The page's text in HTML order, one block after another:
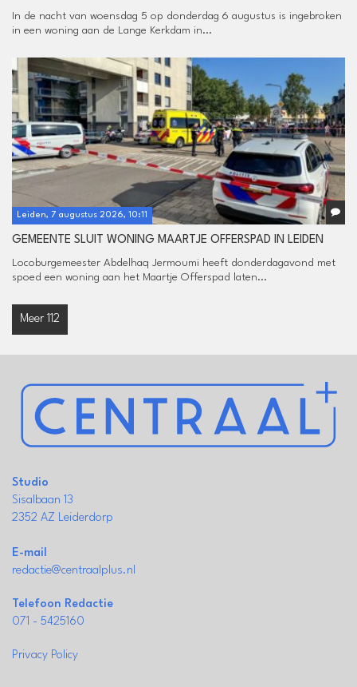
In de nacht van woensdag 5 op donderdag 6 augustus is ingebroken
in een woning aan de Lange Kerkdam in...
Leiden, 7 augustus 2026, 10:11
GEMEENTE SLUIT WONING MAARTJE OFFERSPAD IN LEIDEN
Locoburgemeester Abdelhaq Jermoumi heeft donderdagavond met
spoed een woning aan het Maartje Offerspad laten...
Meer 112
Studio
Sisalbaan 13
2352 AZ Leiderdorp
E-mail
redactie@centraalplus.nl
Telefoon Redactie
071 - 5425160
Privacy Policy